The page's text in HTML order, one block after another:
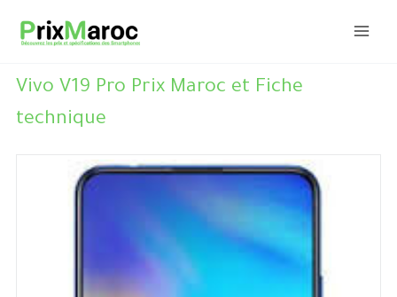
Vivo V19 Pro Prix Maroc et Fiche
technique